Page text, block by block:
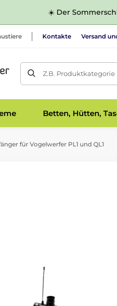
☀️ Der
Kontakte Versand
Z.B. Produktkategorie
Betten, Hütten,
für Vogelwerfer PL1 und QL1